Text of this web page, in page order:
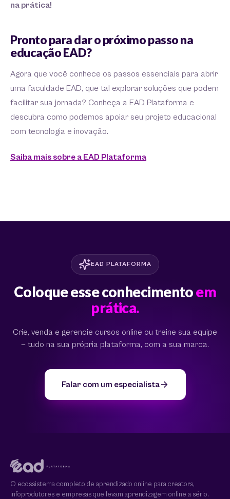
na prática!
Pronto para dar o próximo passo na
educação EAD?
Agora que você conhece os passos essenciais para abrir
uma faculdade EAD, que tal explorar soluções que podem
facilitar sua jornada? Conheça a EAD Plataforma e
descubra como podemos apoiar seu projeto educacional
com tecnologia e inovação.
Saiba mais sobre a EAD Plataforma
EAD PLATAFORMA
Coloque esse conhecimentoem
prática.
Crie, venda e gerencie cursos online ou treine sua equipe
— tudo na sua própria plataforma, com a sua marca.
Falar com um especialista
O ecossistema completo de aprendizado online para creators,
infoprodutores e empresas que levam aprendizagem online a sério.